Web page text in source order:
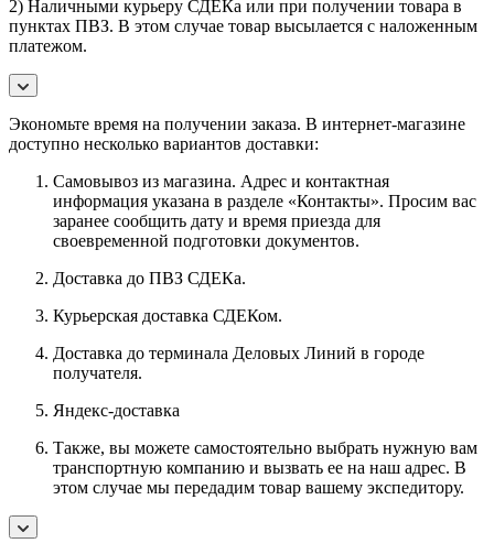
2) Наличными курьеру СДЕКа или при получении товара в
пунктах ПВЗ. В этом случае товар высылается с наложенным
платежом.
Экономьте время на получении заказа. В интернет-магазине
доступно несколько вариантов доставки:
Самовывоз из магазина. Адрес и контактная
информация указана в разделе «Контакты». Просим вас
заранее сообщить дату и время приезда для
своевременной подготовки документов.
Доставка до ПВЗ СДЕКа.
Курьерская доставка СДЕКом.
Доставка до терминала Деловых Линий в городе
получателя.
Яндекс-доставка
Также, вы можете самостоятельно выбрать нужную вам
транспортную компанию и вызвать ее на наш адрес. В
этом случае мы передадим товар вашему экспедитору.